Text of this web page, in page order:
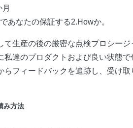
あなたの保証する2.Howか。
て生産の後の厳密な点検プロシージ
私達のプロダクトおよび良い状態
らフィードバックを追跡し、受け取
み方法